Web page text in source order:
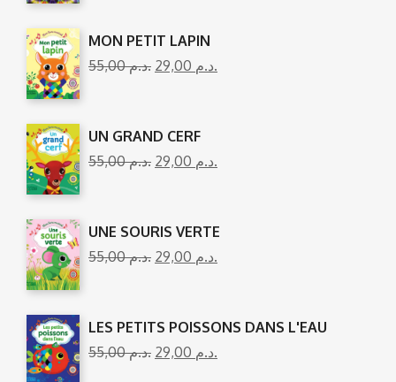
MON PETIT LAPIN
55,00
د.م. 29,00 د.م.
UN GRAND CERF
55,00
د.م. 29,00 د.م.
UNE SOURIS VERTE
55,00
د.م. 29,00 د.م.
LES PETITS POISSONS DANS L'EAU
55,00
د.م. 29,00 د.م.